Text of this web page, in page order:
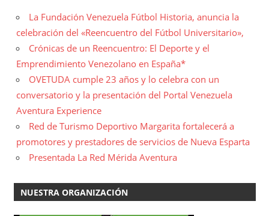
La Fundación Venezuela Fútbol Historia, anuncia la
celebración del «Reencuentro del Fútbol Universitario»,
Crónicas de un Reencuentro: El Deporte y el
Emprendimiento Venezolano en España*
OVETUDA cumple 23 años y lo celebra con un
conversatorio y la presentación del Portal Venezuela
Aventura Experience
Red de Turismo Deportivo Margarita fortalecerá a
promotores y prestadores de servicios de Nueva Esparta
Presentada La Red Mérida Aventura
NUESTRA ORGANIZACIÓN